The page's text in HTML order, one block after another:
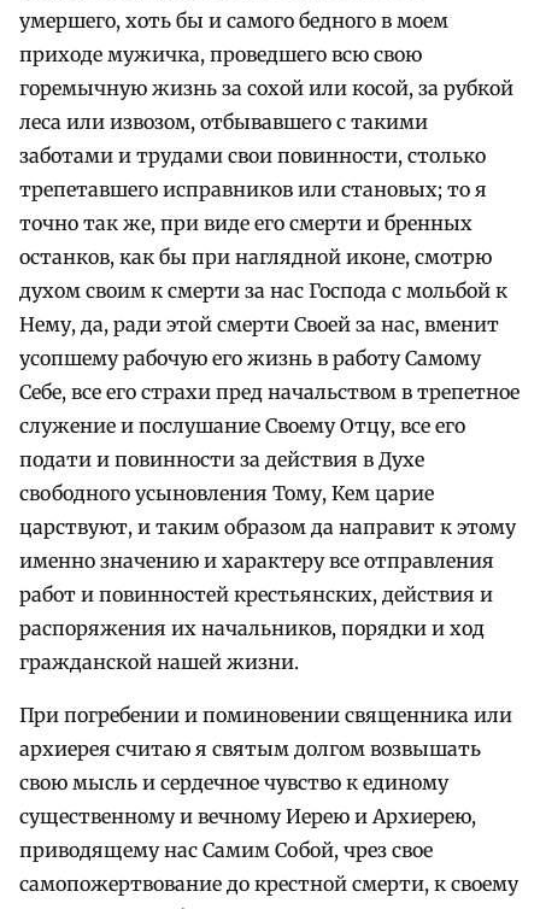
умершего, хоть бы и самого бедного в моем
приходе мужичка, проведшего всю свою
горемычную жизнь за сохой или косой, за рубкой
леса или извозом, отбывавшего с такими
заботами и трудами свои повинности, столько
трепетавшего исправников или становых; то я
точно так же, при виде его смерти и бренных
останков, как бы при наглядной иконе, смотрю
духом своим к смерти за нас Господа с мольбой к
Нему, да, ради этой смерти Своей за нас, вменит
усопшему рабочую его жизнь в работу Самому
Себе, все его страхи пред начальством в трепетное
служение и послушание Своему Отцу, все его
подати и повинности за действия в Духе
свободного усыновления Тому, Кем царие
царствуют, и таким образом да направит к этому
именно значению и характеру все отправления
работ и повинностей крестьянских, действия и
распоряжения их начальников, порядки и ход
гражданской нашей жизни.
При погребении и поминовении священника или
архиерея считаю я святым долгом возвышать
свою мысль и сердечное чувство к единому
существенному и вечному Иерею и Архиерею,
приводящему нас Самим Собой, чрез свое
самопожертвование до крестной смерти, к своему